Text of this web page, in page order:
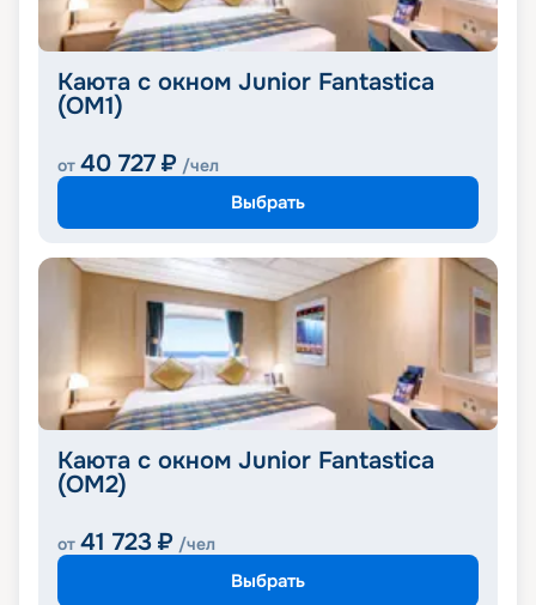
Каюта с окном Junior Fantastica
(OM1)
от 40 727 ₽ /чел
Выбрать
Каюта с окном Junior Fantastica
(OM2)
от 41 723 ₽ /чел
Выбрать